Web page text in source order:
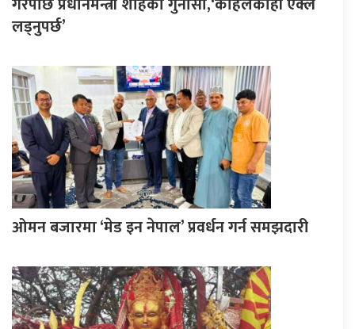
लड्नुपर्छ’
ओमन बजारमा ‘मेड इन नेपाल’ प्रवर्धन गर्न समझदारी